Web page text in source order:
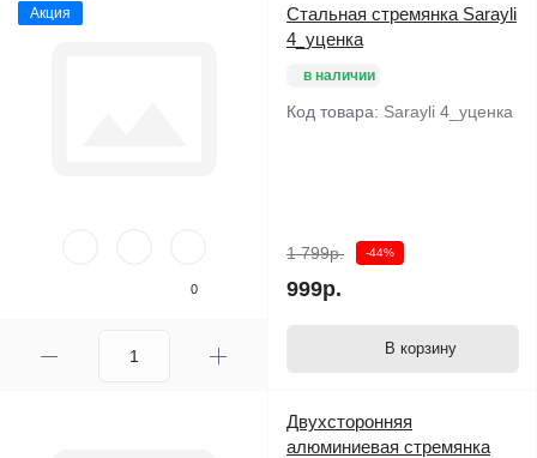
Акция
0
Стальная стремянка Sarayli
4_уценка
в наличии
Код товара: Sarayli 4_уценка
1 799р. -44%
999р.
В корзину
Двухсторонняя
алюминиевая стремянка